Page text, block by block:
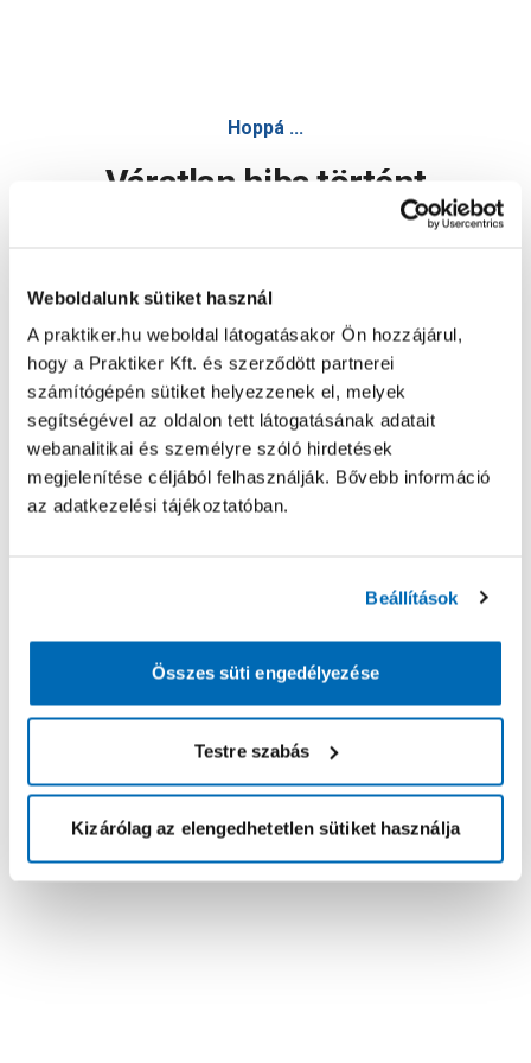
Weboldalunk sütiket használ
A praktiker.hu weboldal látogatásakor Ön hozzájárul,
hogy a Praktiker Kft. és szerződött partnerei
számítógépén sütiket helyezzenek el, melyek
segítségével az oldalon tett látogatásának adatait
webanalitikai és személyre szóló hirdetések
megjelenítése céljából felhasználják. Bővebb információ
az adatkezelési tájékoztatóban.
Beállítások
Összes süti engedélyezése
Testre szabás
Kizárólag az elengedhetetlen sütiket használja
Hoppá ...
Váratlan hiba történt
Oldal újratöltése